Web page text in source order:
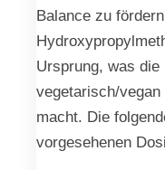
Balance zu
Ursprung, was
vegetarisch/
macht. Die
vorgesehenen